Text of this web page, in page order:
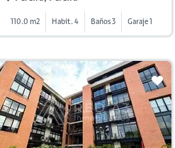
110.0 m2 Habit. 4 Baños 3 Garaje 1